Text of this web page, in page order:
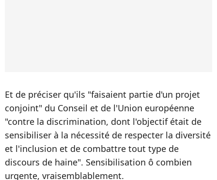
Et de préciser qu'ils "faisaient partie d'un projet
conjoint" du Conseil et de l'Union européenne
"contre la discrimination, dont l'objectif était de
sensibiliser à la nécessité de respecter la diversité
et l'inclusion et de combattre tout type de
discours de haine". Sensibilisation ô combien
urgente, vraisemblablement.